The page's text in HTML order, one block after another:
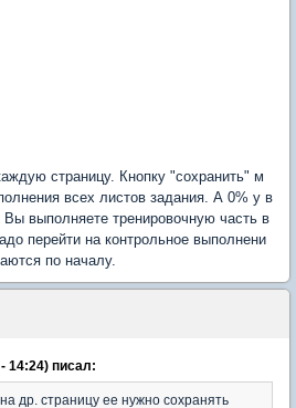
страницу. Кнопку "сохранить" м
всех листов задания. А 0% у в
Вы выполняете тренировочную часть в
перейти на контрольное выполнени
по началу.
14:24) писал:
др. страницу ее нужно сохранять